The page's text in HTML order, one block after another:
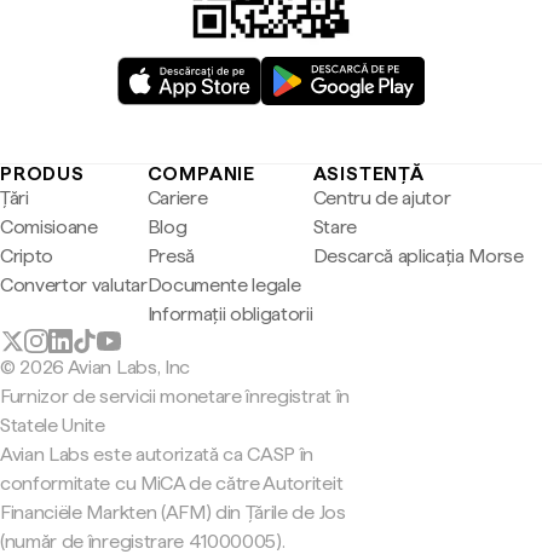
PRODUS
Țări
Comisioane
Cripto
Convertor valutar
COMPANIE
Cariere
Blog
Presă
Documente legale
Informații obligatorii
ASISTENȚĂ
Centru de ajutor
Stare
Descarcă aplicația Morse
© 2026 Avian Labs, Inc
Furnizor de servicii monetare înregistrat în
Statele Unite
Avian Labs este autorizată ca CASP în
conformitate cu MiCA de către Autoriteit
Financiële Markten (AFM) din Țările de Jos
(număr de înregistrare 41000005).